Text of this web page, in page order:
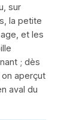
sur
la petite
et les
; dès
aperçut
aval du